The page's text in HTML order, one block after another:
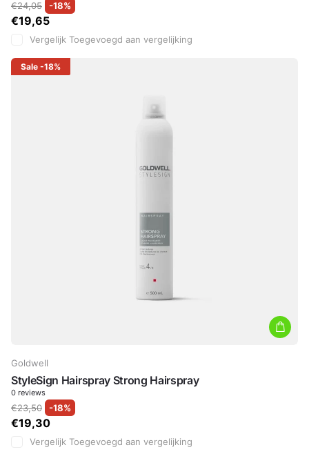
€24,05 -18%
€19,65
Vergelijk Toegevoegd aan vergelijking
Sale -18%
Goldwell
StyleSign Hairspray Strong Hairspray
0 reviews
€23,50 -18%
€19,30
Vergelijk Toegevoegd aan vergelijking